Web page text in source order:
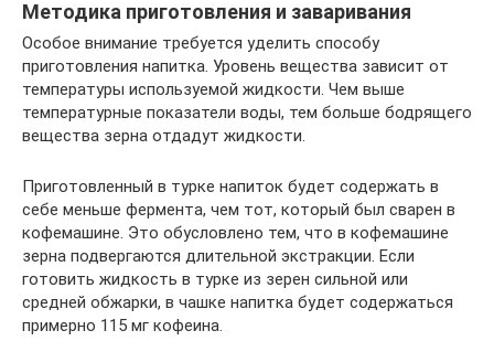
Методика приготовления и заваривания
Особое внимание требуется уделить способу
приготовления напитка. Уровень вещества зависит от
температуры используемой жидкости. Чем выше
температурные показатели воды, тем больше бодрящего
вещества зерна отдадут жидкости.
Приготовленный в турке напиток будет содержать в
себе меньше фермента, чем тот, который был сварен в
кофемашине. Это обусловлено тем, что в кофемашине
зерна подвергаются длительной экстракции. Если
готовить жидкость в турке из зерен сильной или
средней обжарки, в чашке напитка будет содержаться
примерно 115 мг кофеина.